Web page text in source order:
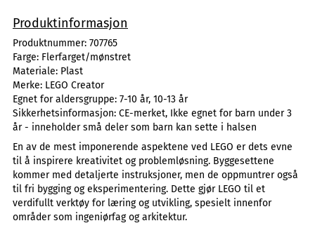
Produktinformasjon
Produktnummer: 707765
Farge: Flerfarget/mønstret
Materiale: Plast
Merke: LEGO Creator
Egnet for aldersgruppe: 7-10 år, 10-13 år
Sikkerhetsinformasjon: CE-merket, Ikke egnet for barn under 3
år - inneholder små deler som barn kan sette i halsen
En av de mest imponerende aspektene ved LEGO er dets evne
til å inspirere kreativitet og problemløsning. Byggesettene
kommer med detaljerte instruksjoner, men de oppmuntrer også
til fri bygging og eksperimentering. Dette gjør LEGO til et
verdifullt verktøy for læring og utvikling, spesielt innenfor
områder som ingeniørfag og arkitektur.